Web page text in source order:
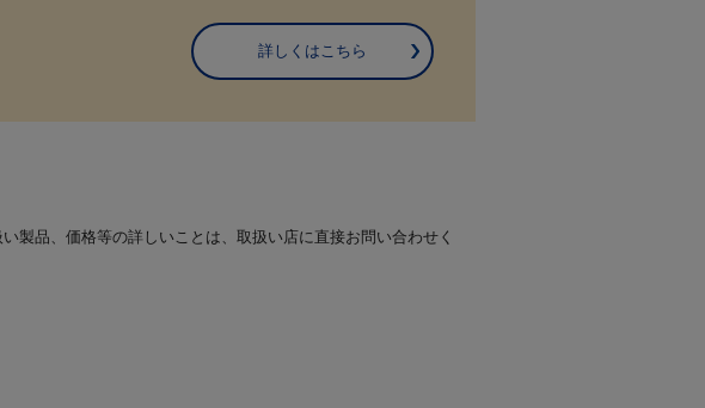
詳しくはこちら
製品、価格等の詳しいことは、取扱い店に直接お問い合わせく